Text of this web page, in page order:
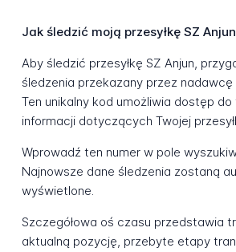
Jak śledzić moją przesyłkę SZ
Aby śledzić przesyłkę SZ Anjun,
śledzenia przekazany przez
Ten unikalny kod umożliwia dostęp
informacji dotyczących Twojej
Wprowadź ten numer w pole
Najnowsze dane śledzenia zostaną
wyświetlone.
Szczegółowa oś czasu przedstawia
aktualną pozycję, przebyte etapy